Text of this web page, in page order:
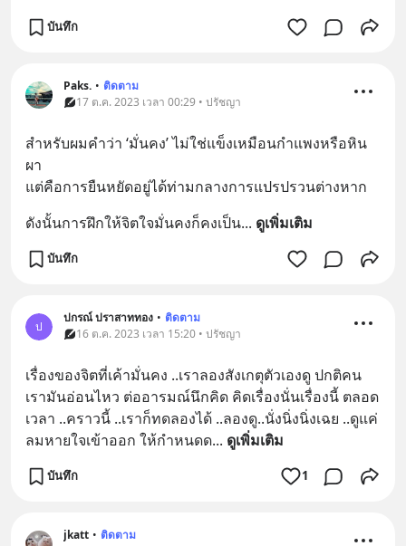
บันทึก
Paks. • ติดตาม
17 ต.ค. 2023 เวลา 00:29 • ปรัชญา
สำหรับผมคำว่า ‘มั่นคง’ ไม่ใช่แข็งเหมือนกำแพงหรือหิน
ผา
แต่คือการยืนหยัดอยู่ได้ท่ามกลางการแปรปรวนต่างหาก
ดังนั้นการฝึกให้จิตใจมั่นคงก็คงเป็น... ดูเพิ่มเติม
บันทึก
ป
ปกรณ์ ปราสาททอง • ติดตาม
16 ต.ค. 2023 เวลา 15:20 • ปรัชญา
เรื่องของจิตที่เค้ามั่นคง ..เราลองสังเกตุตัวเองดู ปกติคน
เรามันอ่อนไหว ต่ออารมณ์นึกคิด คิดเรื่องนั่นเรื่องนี้ ตลอด
เวลา ..คราวนี้ ..เราก็ทดลองได้ ..ลองดู..นั่งนิ่งนิ่งเฉย ..ดูแค่
ลมหายใจเข้าออก ให้กำหนดด... ดูเพิ่มเติม
บันทึก 1
jkatt • ติดตาม